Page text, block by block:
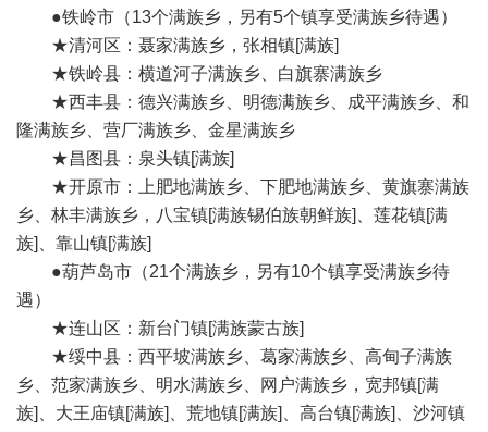
●铁岭市（13个满族乡，另有5个镇享受满族乡待遇）
★清河区：聂家满族乡，张相镇[满族]
★铁岭县：横道河子满族乡、白旗寨满族乡
★西丰县：德兴满族乡、明德满族乡、成平满族乡、和
隆满族乡、营厂满族乡、金星满族乡
★昌图县：泉头镇[满族]
★开原市：上肥地满族乡、下肥地满族乡、黄旗寨满族
乡、林丰满族乡，八宝镇[满族锡伯族朝鲜族]、莲花镇[满
族]、靠山镇[满族]
●葫芦岛市（21个满族乡，另有10个镇享受满族乡待
遇）
★连山区：新台门镇[满族蒙古族]
★绥中县：西平坡满族乡、葛家满族乡、高甸子满族
乡、范家满族乡、明水满族乡、网户满族乡，宽邦镇[满
族]、大王庙镇[满族]、荒地镇[满族]、高台镇[满族]、沙河镇